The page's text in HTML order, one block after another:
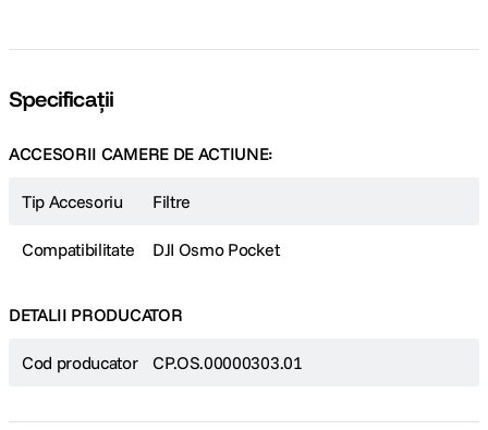
Specificații
ACCESORII CAMERE DE ACTIUNE:
Tip Accesoriu Filtre
Compatibilitate DJI Osmo Pocket
DETALII PRODUCATOR
Cod producator CP.OS.00000303.01